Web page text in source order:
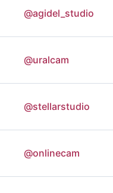
@agidel_studio
@uralcam
@stellarstudio
@onlinecam